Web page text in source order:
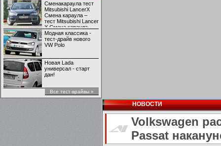
Сменакараула тест
Mitsubishi LancerX
Смена караула –
тест Mitsubishi Lancer
X Смена караула –
тест Mitsubishi Lancer
X
Модная классика -
тест-драйв нового
VW Polo
Новая Lada
универсал - старт
дан!
Все тест-врайвы »
НОВОСТИ
Volkswagen
Passat